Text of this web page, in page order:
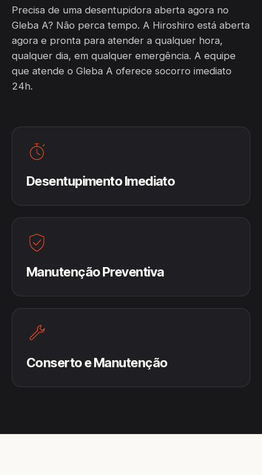
Precisa de uma desentupidora aberta agora no
Gleba A? Não perca tempo. A Hiroshiro está aberta
agora e pronta para atender a qualquer hora,
qualquer dia, em qualquer emergência. A equipe
que atende o Gleba A oferece socorro imediato
24h.
Desentupimento Imediato
Manutenção Preventiva
Conserto e Manutenção